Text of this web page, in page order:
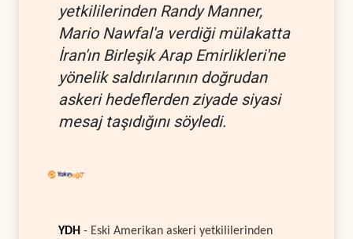
yetkililerinden Randy Manner,
Mario Nawfal'a verdiği mülakatta
İran'ın Birleşik Arap Emirlikleri'ne
yönelik saldırılarının doğrudan
askeri hedeflerden ziyade siyasi
mesaj taşıdığını söyledi.
YDH - Eski Amerikan askeri yetkililerinden